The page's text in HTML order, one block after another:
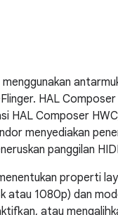
HAL
HAL Composer
menyediakan
panggilan
properti
atau 1080p) dan
atau